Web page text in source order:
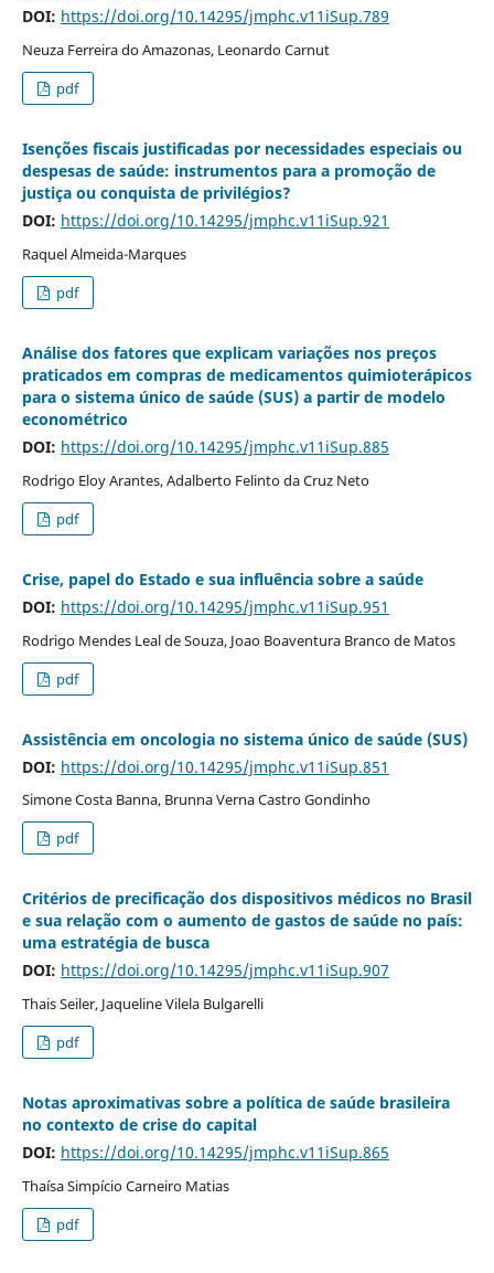
DOI: https://doi.org/10.14295/jmphc.v11iSup.789
Neuza Ferreira do Amazonas, Leonardo Carnut
pdf
Isenções fiscais justificadas por necessidades especiais ou
despesas de saúde: instrumentos para a promoção de
justiça ou conquista de privilégios?
DOI: https://doi.org/10.14295/jmphc.v11iSup.921
Raquel Almeida-Marques
pdf
Análise dos fatores que explicam variações nos preços
praticados em compras de medicamentos quimioterápicos
para o sistema único de saúde (SUS) a partir de modelo
econométrico
DOI: https://doi.org/10.14295/jmphc.v11iSup.885
Rodrigo Eloy Arantes, Adalberto Felinto da Cruz Neto
pdf
Crise, papel do Estado e sua influência sobre a saúde
DOI: https://doi.org/10.14295/jmphc.v11iSup.951
Rodrigo Mendes Leal de Souza, Joao Boaventura Branco de Matos
pdf
Assistência em oncologia no sistema único de saúde (SUS)
DOI: https://doi.org/10.14295/jmphc.v11iSup.851
Simone Costa Banna, Brunna Verna Castro Gondinho
pdf
Critérios de precificação dos dispositivos médicos no Brasil
e sua relação com o aumento de gastos de saúde no país:
uma estratégia de busca
DOI: https://doi.org/10.14295/jmphc.v11iSup.907
Thais Seiler, Jaqueline Vilela Bulgarelli
pdf
Notas aproximativas sobre a política de saúde brasileira
no contexto de crise do capital
DOI: https://doi.org/10.14295/jmphc.v11iSup.865
Thaísa Simpício Carneiro Matias
pdf